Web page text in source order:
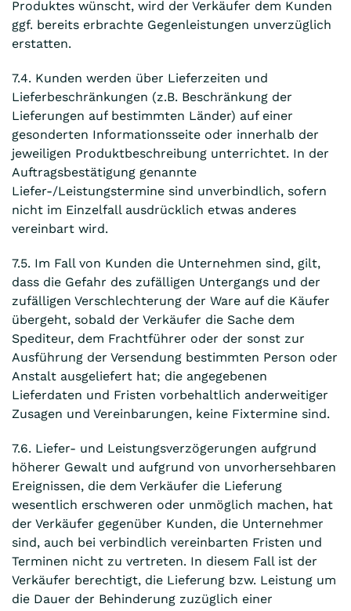
Produktes wünscht, wird der Verkäufer dem Kunden
ggf. bereits erbrachte Gegenleistungen unverzüglich
erstatten.
7.4. Kunden werden über Lieferzeiten und
Lieferbeschränkungen (z.B. Beschränkung der
Lieferungen auf bestimmten Länder) auf einer
gesonderten Informationsseite oder innerhalb der
jeweiligen Produktbeschreibung unterrichtet. In der
Auftragsbestätigung genannte
Liefer-/Leistungstermine sind unverbindlich, sofern
nicht im Einzelfall ausdrücklich etwas anderes
vereinbart wird.
7.5. Im Fall von Kunden die Unternehmen sind, gilt,
dass die Gefahr des zufälligen Untergangs und der
zufälligen Verschlechterung der Ware auf die Käufer
übergeht, sobald der Verkäufer die Sache dem
Spediteur, dem Frachtführer oder der sonst zur
Ausführung der Versendung bestimmten Person oder
Anstalt ausgeliefert hat; die angegebenen
Lieferdaten und Fristen vorbehaltlich anderweitiger
Zusagen und Vereinbarungen, keine Fixtermine sind.
7.6. Liefer- und Leistungsverzögerungen aufgrund
höherer Gewalt und aufgrund von unvorhersehbaren
Ereignissen, die dem Verkäufer die Lieferung
wesentlich erschweren oder unmöglich machen, hat
der Verkäufer gegenüber Kunden, die Unternehmer
sind, auch bei verbindlich vereinbarten Fristen und
Terminen nicht zu vertreten. In diesem Fall ist der
Verkäufer berechtigt, die Lieferung bzw. Leistung um
die Dauer der Behinderung zuzüglich einer